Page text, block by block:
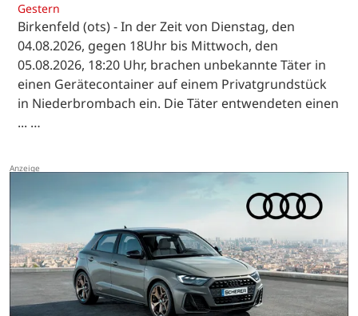
Gestern
Birkenfeld (ots) - In der Zeit von Dienstag, den
04.08.2026, gegen 18Uhr bis Mittwoch, den
05.08.2026, 18:20 Uhr, brachen unbekannte Täter in
einen Gerätecontainer auf einem Privatgrundstück
in Niederbrombach ein. Die Täter entwendeten einen
... …